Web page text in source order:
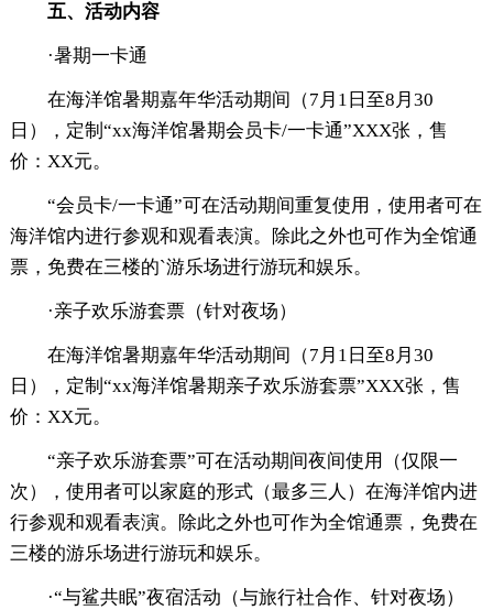
五、活动内容
·暑期一卡通
在海洋馆暑期嘉年华活动期间（7月1日至8月30
日），定制“xx海洋馆暑期会员卡/一卡通”XXX张，售
价：XX元。
“会员卡/一卡通”可在活动期间重复使用，使用者可在
海洋馆内进行参观和观看表演。除此之外也可作为全馆通
票，免费在三楼的`游乐场进行游玩和娱乐。
·亲子欢乐游套票（针对夜场）
在海洋馆暑期嘉年华活动期间（7月1日至8月30
日），定制“xx海洋馆暑期亲子欢乐游套票”XXX张，售
价：XX元。
“亲子欢乐游套票”可在活动期间夜间使用（仅限一
次），使用者可以家庭的形式（最多三人）在海洋馆内进
行参观和观看表演。除此之外也可作为全馆通票，免费在
三楼的游乐场进行游玩和娱乐。
·“与鲨共眠”夜宿活动（与旅行社合作、针对夜场）